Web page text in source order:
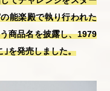
能楽殿で執り行われた
商品名を披露し、1979
｣を発売しました。